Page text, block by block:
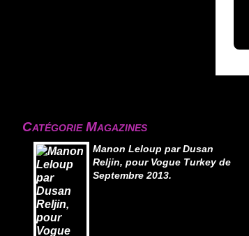
Catégorie Magazines
Manon Leloup par Dusan
Reljin, pour Vogue Turkey de
Septembre 2013.